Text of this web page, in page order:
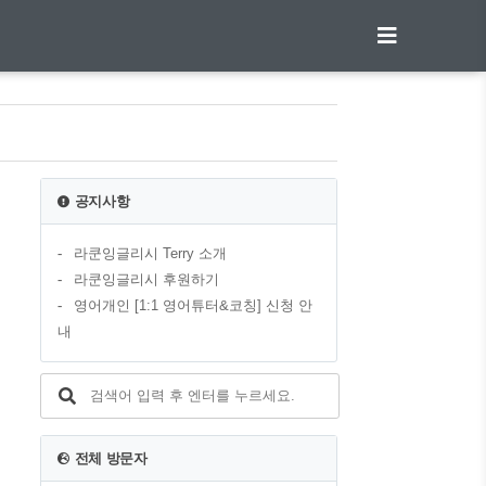
공지사항
라쿤잉글리시 Terry 소개
라쿤잉글리시 후원하기
영어개인 [1:1 영어튜터&코칭] 신청 안
내
전체 방문자